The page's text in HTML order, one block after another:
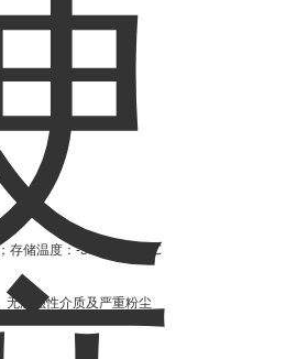
存储温度：-30℃～＋60℃
无腐蚀性介质及严重粉尘